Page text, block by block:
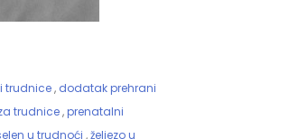
trudnice , dodatak prehrani
trudnice ,prenatalni
u trudnoći ,željezo u